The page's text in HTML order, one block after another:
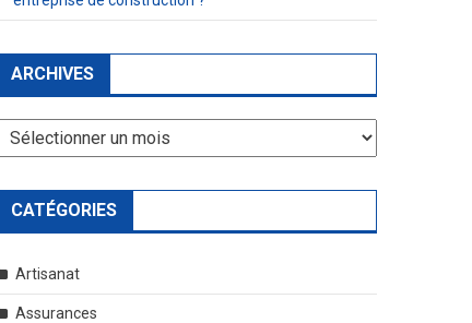
ARCHIVES
Archives
CATÉGORIES
Artisanat
Assurances